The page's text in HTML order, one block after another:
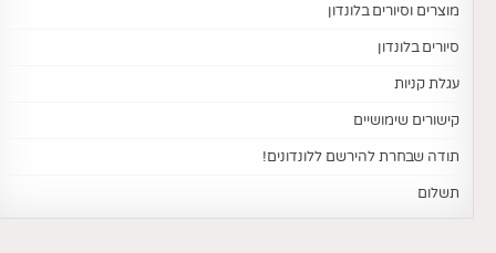
מוצרים וסיורים בלונדון
סיורים בלונדון
עגלת קניות
קישורים שימושיים
תודה שבחרת להירשם ללונדונים!
תשלום